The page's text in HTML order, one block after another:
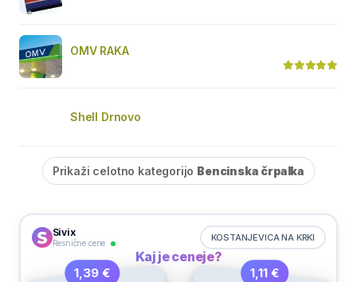
OMV RAKA
Shell Drnovo
Prikaži celotno kategorijo Bencinska črpalka
Sivix
Resnične cene
KOSTANJEVICA NA KRKI
Kaj je ceneje?
1,39 € 1,11 €